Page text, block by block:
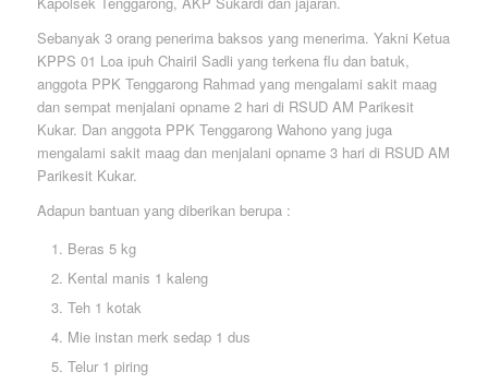
Sebanyak 3 orang penerima baksos yang menerima. Yakni Ketua
KPPS 01 Loa ipuh Chairil Sadli yang terkena flu dan batuk,
anggota PPK Tenggarong Rahmad yang mengalami sakit maag
dan sempat menjalani opname 2 hari di RSUD AM Parikesit
Kukar. Dan anggota PPK Tenggarong Wahono yang juga
mengalami sakit maag dan menjalani opname 3 hari di RSUD AM
Parikesit Kukar.
Adapun bantuan yang diberikan berupa :
Beras 5 kg
Kental manis 1 kaleng
Teh 1 kotak
Mie instan merk sedap 1 dus
Telur 1 piring